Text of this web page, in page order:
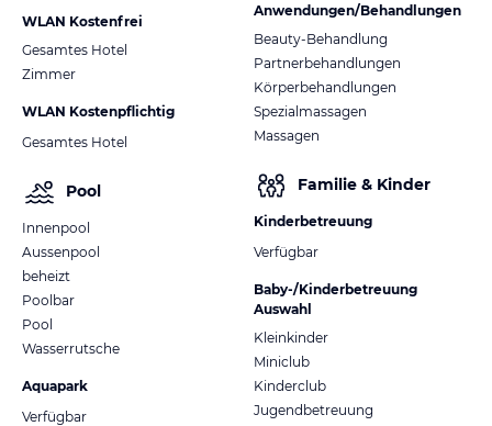
WLAN Kostenfrei
Gesamtes Hotel
Zimmer
WLAN Kostenpflichtig
Gesamtes Hotel
Pool
Innenpool
Aussenpool
beheizt
Poolbar
Pool
Wasserrutsche
Aquapark
Verfügbar
Anwendungen/Behandlungen
Beauty-Behandlung
Partnerbehandlungen
Körperbehandlungen
Spezialmassagen
Massagen
Familie & Kinder
Kinderbetreuung
Verfügbar
Baby-/Kinderbetreuung
Auswahl
Kleinkinder
Miniclub
Kinderclub
Jugendbetreuung